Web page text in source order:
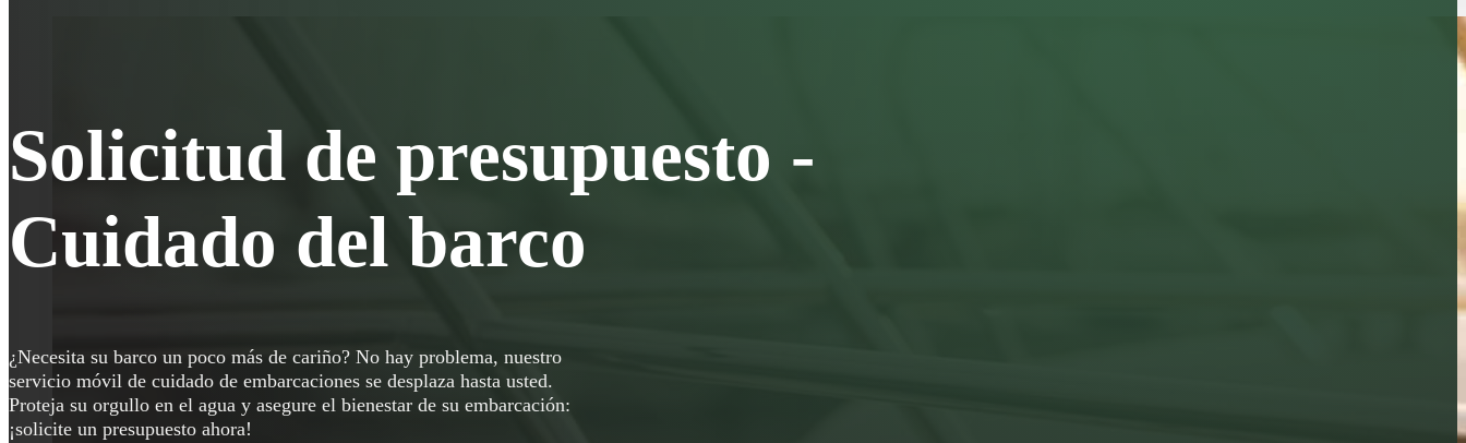
Solicitud de presupuesto -
Cuidado del barco
¿Necesita su barco un poco más de cariño? No hay problema, nuestro
servicio móvil de cuidado de embarcaciones se desplaza hasta usted.
Proteja su orgullo en el agua y asegure el bienestar de su embarcación:
¡solicite un presupuesto ahora!